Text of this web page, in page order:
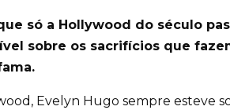
só a Hollywood do século
sobre os sacrifícios que
Evelyn Hugo sempre esteve